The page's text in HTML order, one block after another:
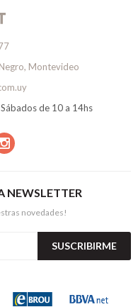
Montevideo
de 10 a 14hs

NEWSLETTER
novedades!
SUSCRIBIRME